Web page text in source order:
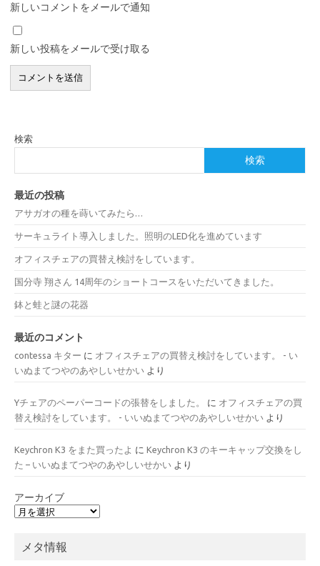
新しいコメントをメールで通知
新しい投稿をメールで受け取る
検索
検索
最近の投稿
アサガオの種を蒔いてみたら…
サーキュライト導入しました。照明のLED化を進めています
オフィスチェアの買替え検討をしています。
国分寺 翔さん 14周年のショートコースをいただいてきました。
鉢と蛙と謎の花器
最近のコメント
contessa キター に オフィスチェアの買替え検討をしています。 - い
いぬまてつやのあやしいせかい より
Yチェアのペーパーコードの張替をしました。 に オフィスチェアの買
替え検討をしています。 - いいぬまてつやのあやしいせかい より
Keychron K3 をまた買ったよ に Keychron K3 のキーキャップ交換をし
た – いいぬまてつやのあやしいせかい より
アーカイブ
メタ情報